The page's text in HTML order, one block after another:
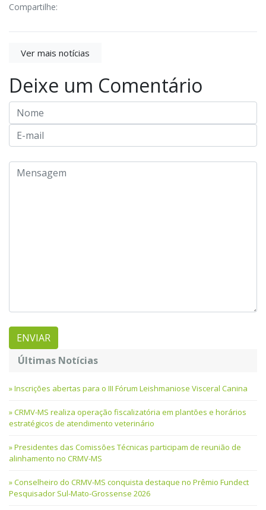
Compartilhe:
Ver mais notícias
Deixe um Comentário
Últimas Notícias
Inscrições abertas para o III Fórum Leishmaniose Visceral Canina
CRMV-MS realiza operação fiscalizatória em plantões e horários
estratégicos de atendimento veterinário
Presidentes das Comissões Técnicas participam de reunião de
alinhamento no CRMV-MS
Conselheiro do CRMV-MS conquista destaque no Prêmio Fundect
Pesquisador Sul-Mato-Grossense 2026